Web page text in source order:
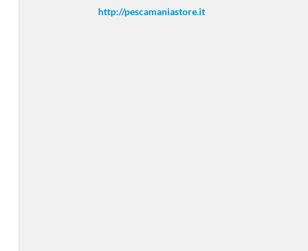
http://pescamaniastore.it